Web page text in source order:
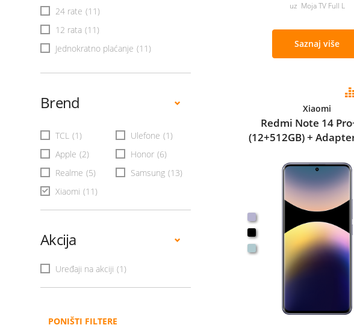
24 rate (11)
12 rata (11)
Jednokratno plaćanje (11)
Brend
TCL (1) Ulefone (1)
Apple (2) Honor (6)
Realme (5) Samsung (13)
Xiaomi (11)
Akcija
Uređaji na akciji (1)
PONIŠTI FILTERE
uz Moja TV Full L
Saznaj više
Xiaomi
Redmi Note 14
(12+512GB) +